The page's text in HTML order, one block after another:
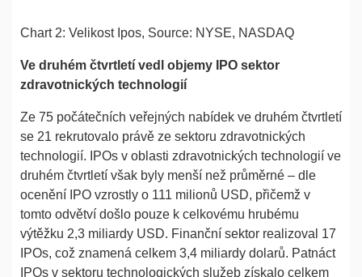
Chart 2: Velikost Ipos, Source: NYSE, NASDAQ
Ve druhém čtvrtletí vedl objemy IPO sektor
zdravotnických technologií
Ze 75 počátečních veřejných nabídek ve druhém čtvrtletí
se 21 rekrutovalo právě ze sektoru zdravotnických
technologií. IPOs v oblasti zdravotnických technologií ve
druhém čtvrtletí však byly menší než průměrné – dle
ocenění IPO vzrostly o 111 milionů USD, přičemž v
tomto odvětví došlo pouze k celkovému hrubému
výtěžku 2,3 ​​miliardy USD. Finanční sektor realizoval 17
IPOs, což znamená celkem 3,4 miliardy dolarů. Patnáct
IPOs v sektoru technologických služeb získalo celkem